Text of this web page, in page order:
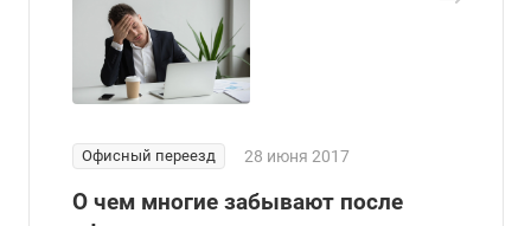
Офисный переезд 28 июня 2017
О чем многие забывают после